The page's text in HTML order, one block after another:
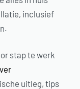
inclusief
stap te werk
uitleg, tips